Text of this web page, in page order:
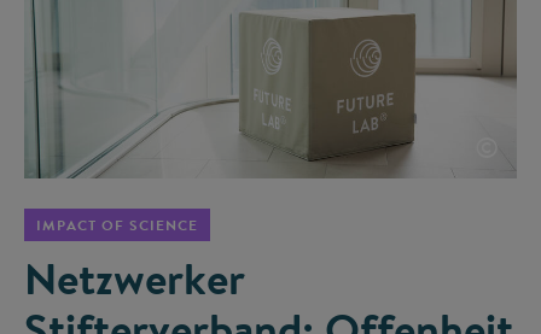
IMPACT OF SCIENCE
Netzwerker